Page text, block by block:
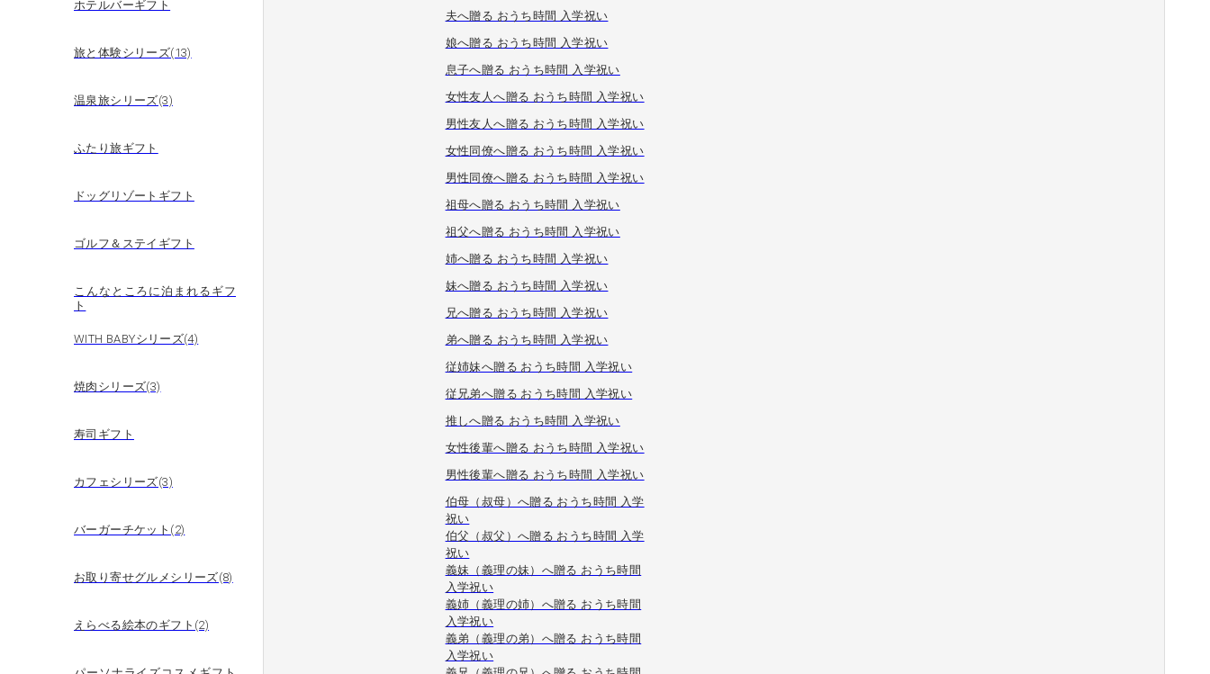
ホテルバーギフト
旅と体験シリーズ(13)
温泉旅シリーズ(3)
ふたり旅ギフト
ドッグリゾートギフト
ゴルフ＆ステイギフト
こんなところに泊まれるギフ
ト
WITH BABYシリーズ(4)
焼肉シリーズ(3)
寿司ギフト
カフェシリーズ(3)
バーガーチケット(2)
お取り寄せグルメシリーズ(8)
えらべる絵本のギフト(2)
夫へ贈る おうち時間 入学祝い
娘へ贈る おうち時間 入学祝い
息子へ贈る おうち時間 入学祝い
女性友人へ贈る おうち時間 入学祝い
男性友人へ贈る おうち時間 入学祝い
女性同僚へ贈る おうち時間 入学祝い
男性同僚へ贈る おうち時間 入学祝い
祖母へ贈る おうち時間 入学祝い
祖父へ贈る おうち時間 入学祝い
姉へ贈る おうち時間 入学祝い
妹へ贈る おうち時間 入学祝い
兄へ贈る おうち時間 入学祝い
弟へ贈る おうち時間 入学祝い
従姉妹へ贈る おうち時間 入学祝い
従兄弟へ贈る おうち時間 入学祝い
推しへ贈る おうち時間 入学祝い
女性後輩へ贈る おうち時間 入学祝い
男性後輩へ贈る おうち時間 入学祝い
伯母（叔母）へ贈る おうち時間 入学
祝い
伯父（叔父）へ贈る おうち時間 入学
祝い
義妹（義理の妹）へ贈る おうち時間
入学祝い
義姉（義理の姉）へ贈る おうち時間
入学祝い
義弟（義理の弟）へ贈る おうち時間
入学祝い